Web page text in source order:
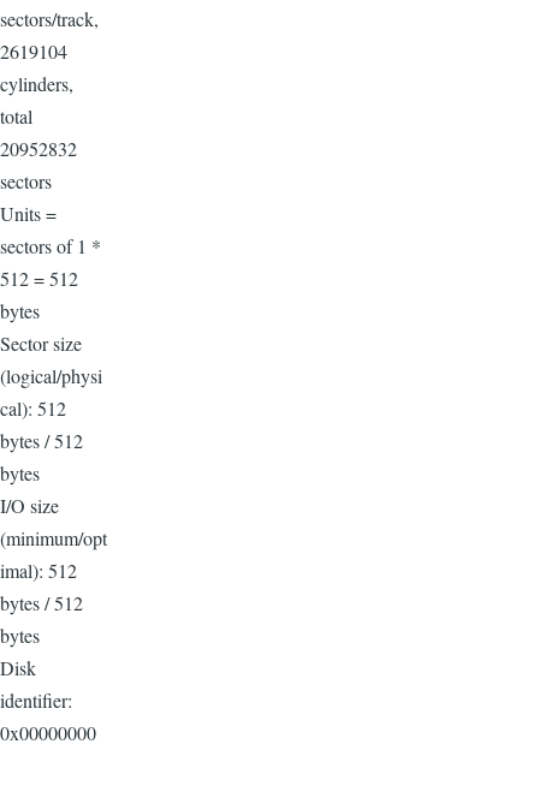
sectors/track,
2619104
cylinders,
total
20952832
sectors
Units =
sectors of 1 *
512 = 512
bytes
Sector size
(logical/physi
cal): 512
bytes / 512
bytes
I/O size
(minimum/opt
imal): 512
bytes / 512
bytes
Disk
identifier:
0x00000000